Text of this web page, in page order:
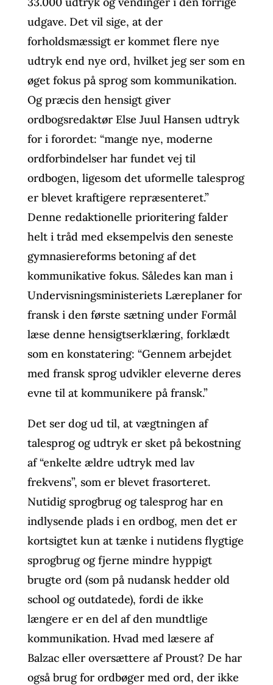
udgave. Det vil sige, at der
forholdsmæssigt er kommet flere nye
udtryk end nye ord, hvilket jeg ser som en
øget fokus på sprog som kommunikation.
Og præcis den hensigt giver
ordbogsredaktør Else Juul Hansen udtryk
for i forordet: “mange nye, moderne
ordforbindelser har fundet vej til
ordbogen, ligesom det uformelle talesprog
er blevet kraftigere repræsenteret.”
Denne redaktionelle prioritering falder
helt i tråd med eksempelvis den seneste
gymnasiereforms betoning af det
kommunikative fokus. Således kan man i
Undervisningsministeriets Læreplaner for
fransk i den første sætning under Formål
læse denne hensigtserklæring, forklædt
som en konstatering: “Gennem arbejdet
med fransk sprog udvikler eleverne deres
evne til at kommunikere på fransk.”
Det ser dog ud til, at vægtningen af
talesprog og udtryk er sket på bekostning
af “enkelte ældre udtryk med lav
frekvens”, som er blevet frasorteret.
Nutidig sprogbrug og talesprog har en
indlysende plads i en ordbog, men det er
kortsigtet kun at tænke i nutidens flygtige
sprogbrug og fjerne mindre hyppigt
brugte ord (som på nudansk hedder old
school og outdatede), fordi de ikke
længere er en del af den mundtlige
kommunikation. Hvad med læsere af
Balzac eller oversættere af Proust? De har
også brug for ordbøger med ord, der ikke